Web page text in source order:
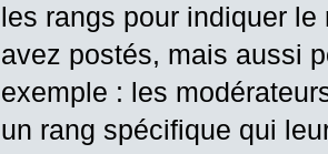
les rangs pour indiquer
avez postés, mais aussi
exemple : les
un rang spécifique qui